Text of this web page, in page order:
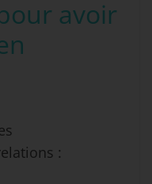
avoir
: